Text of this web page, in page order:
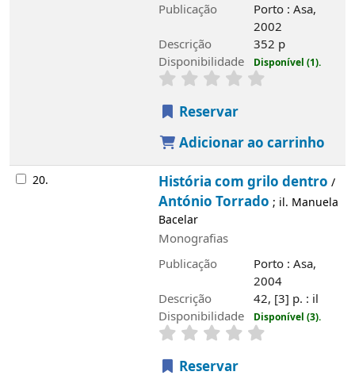
Publicação
Porto : Asa,
2002
Descrição
352 p
Disponibilidade
Disponível (1).
Reservar
Adicionar ao carrinho
20. História com grilo dentro /
António Torrado ; il. Manuela
Bacelar
Monografias
Publicação
Porto : Asa,
2004
Descrição
42, [3] p. : il
Disponibilidade
Disponível (3).
Reservar